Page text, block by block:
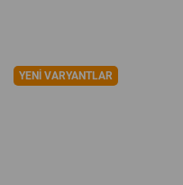
YENI VARYANTLAR